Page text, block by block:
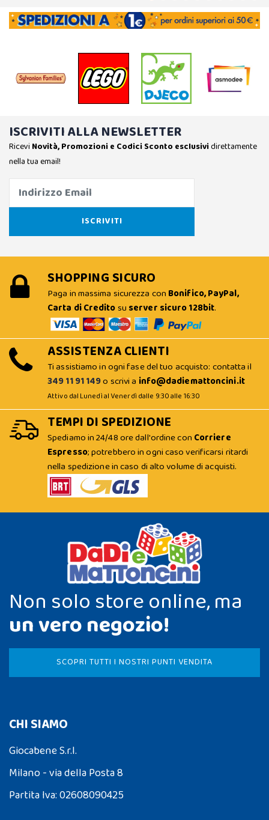
ISCRIVITI ALLA NEWSLETTER
Ricevi Novità, Promozioni e Codici Sconto esclusividirettamente
nella tua email!
SHOPPING SICURO
Paga in massima sicurezza con Bonifico, PayPal,
Carta di Creditosu server sicuro 128bit.
ASSISTENZA CLIENTI
Ti assistiamo in ogni fase del tuo acquisto: contatta il
349 11 91 149o scrivi a info@dadiemattoncini.it
Attivo dal Lunedì al Venerdì dalle 9:30 alle 16:30
TEMPI DI SPEDIZIONE
Spediamo in 24/48 ore dall'ordine con Corriere
Espresso; potrebbero in ogni caso verificarsi ritardi
nella spedizione in caso di alto volume di acquisti.
Non solo store online, ma
un vero negozio!
SCOPRI TUTTI I NOSTRI PUNTI VENDITA
CHI SIAMO
Giocabene S.r.l.
Milano - via della Posta 8
Partita Iva: 02608090425